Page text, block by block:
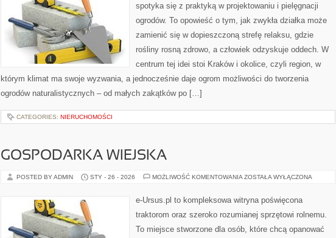
spotyka się z praktyką w projektowaniu i pielęgnacji
ogrodów. To opowieść o tym, jak zwykła działka może
zamienić się w dopieszczoną strefę relaksu, gdzie
rośliny rosną zdrowo, a człowiek odzyskuje oddech. W
centrum tej idei stoi Kraków i okolice, czyli region, w
którym klimat ma swoje wyzwania, a jednocześnie daje ogrom możliwości do tworzenia
ogrodów naturalistycznych – od małych zakątków po […]
CATEGORIES: NIERUCHOMOŚCI
GOSPODARKA WIEJSKA
POSTED BY ADMIN STY - 26 - 2026 MOŻLIWOŚĆ KOMENTOWANIA GOSPODARKA
ZOSTAŁA WYŁĄCZONA
e-Ursus.pl to kompleksowa witryna poświęcona
traktorom oraz szeroko rozumianej sprzętowi rolnemu.
To miejsce stworzone dla osób, które chcą opanować